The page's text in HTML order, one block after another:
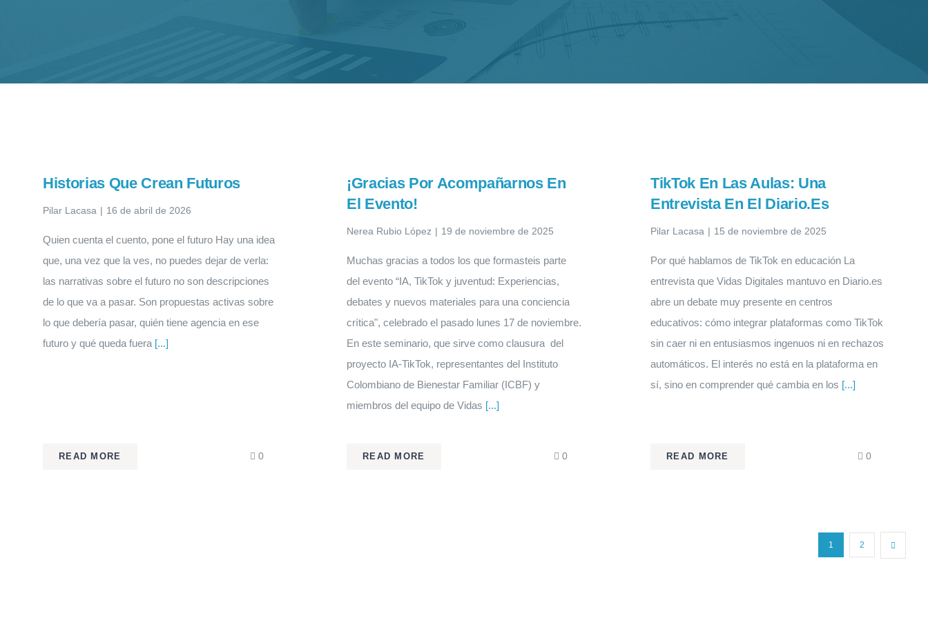
Historias Que Crean Futuros
Pilar Lacasa | 16 de abril de 2026
Quien cuenta el cuento, pone el futuro Hay una idea
que, una vez que la ves, no puedes dejar de verla:
las narrativas sobre el futuro no son descripciones
de lo que va a pasar. Son propuestas activas sobre
lo que debería pasar, quién tiene agencia en ese
futuro y qué queda fuera[...]
READ MORE 0comments
¡Gracias Por Acompañarnos En
El Evento!
Nerea Rubio López | 19 de noviembre de 2025
Muchas gracias a todos los que formasteis parte
del evento “IA, TikTok y juventud: Experiencias,
debates y nuevos materiales para una conciencia
crítica", celebrado el pasado lunes 17 de noviembre.
En este seminario, que sirve como clausura del
proyecto IA-TikTok, representantes del Instituto
Colombiano de Bienestar Familiar (ICBF) y
miembros del equipo de Vidas [...]
READ MORE 0comments
TikTok En Las Aulas: Una
Entrevista En El Diario.es
Pilar Lacasa | 15 de noviembre de 2025
Por qué hablamos de TikTok en educación La
entrevista que Vidas Digitales mantuvo en Diario.es
abre un debate muy presente en centros
educativos: cómo integrar plataformas como TikTok
sin caer ni en entusiasmos ingenuos ni en rechazos
automáticos. El interés no está en la plataforma en
sí, sino en comprender qué cambia en los [...]
READ MORE 0comments
entrevista
el
1 2